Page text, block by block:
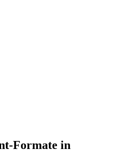
Formate in